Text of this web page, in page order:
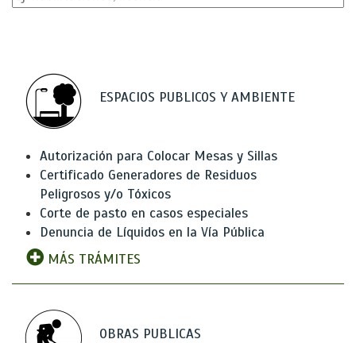
ESPACIOS PUBLICOS Y AMBIENTE
Autorización para Colocar Mesas y Sillas
Certificado Generadores de Residuos
Peligrosos y/o Tóxicos
Corte de pasto en casos especiales
Denuncia de Líquidos en la Vía Pública
MÁS TRÁMITES
OBRAS PUBLICAS